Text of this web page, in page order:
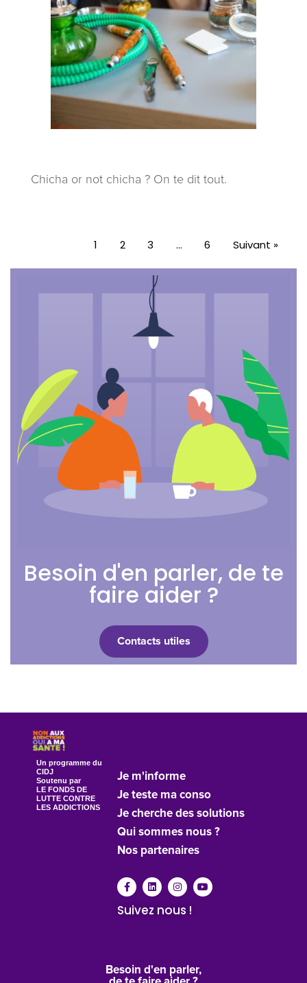
Chicha or not chicha ? On te dit tout.
1 2 3 … 6 Suivant »
Besoin d'en parler, de te
faire aider ?
Contacts utiles
Un programme du
CIDJ
Soutenu par
LE FONDS DE
LUTTE CONTRE
LES ADDICTIONS
Je m'informe
Je teste ma conso
Je cherche des solutions
Qui sommes nous ?
Nos partenaires
Suivez nous !
Besoin d'en parler,